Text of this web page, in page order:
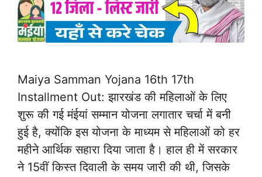
Maiya Samman Yojana 16th 17th
Installment Out: झारखंड की महिलाओं के लिए
शुरू की गई मंईयां सम्मान योजना लगातार चर्चा में बनी
हुई है, क्योंकि इस योजना के माध्यम से महिलाओं को हर
महीने आर्थिक सहारा दिया जाता है। हाल ही में सरकार
ने 15वीं किस्त दिवाली के समय जारी की थी, जिसके